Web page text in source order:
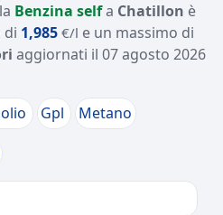
Benzina selfa Chatillon è
di 1,985 €/l e un massimo di
aggiornati il 07 agosto 2026
Gpl
Metano